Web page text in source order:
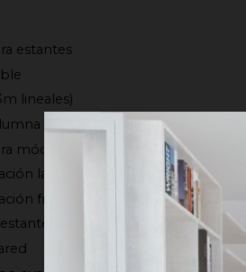
estantes
lineales)
módulos
lateral
frontal
de vidrio (3m lineales)